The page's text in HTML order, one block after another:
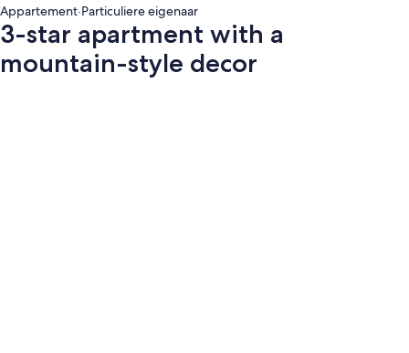
Appartement·Particuliere eigenaar
3-star apartment with a
mountain-style decor